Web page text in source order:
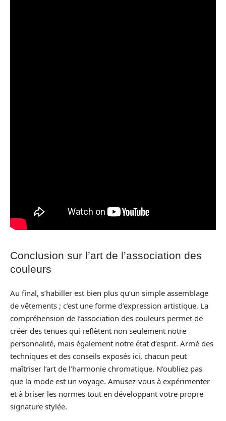
Conclusion sur l’art de l’association des
couleurs
Au final, s’habiller est bien plus qu’un simple assemblage
de vêtements ; c’est une forme d’expression artistique. La
compréhension de l’association des couleurs permet de
créer des tenues qui reflètent non seulement notre
personnalité, mais également notre état d’esprit. Armé des
techniques et des conseils exposés ici, chacun peut
maîtriser l’art de l’harmonie chromatique. N’oubliez pas
que la mode est un voyage. Amusez-vous à expérimenter
et à briser les normes tout en développant votre propre
signature stylée.